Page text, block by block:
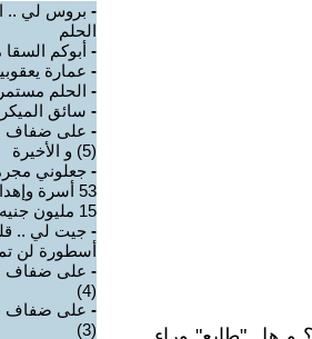
- بروس لي ..
الحلم
- أبوكم
- عمارة
- الحلم مستمر
- سائق
- على ضفاف
(5) و الأخيرة
- جعلوني
53 أسرة
15 مليون جنيه
- جيت لي ..
أسطورة لن
- على ضفاف
(4)
- على ضفاف
(3)